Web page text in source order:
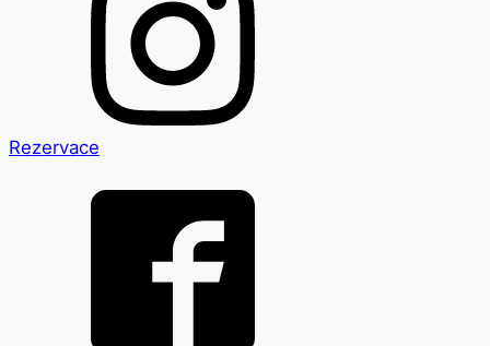
Rezervace